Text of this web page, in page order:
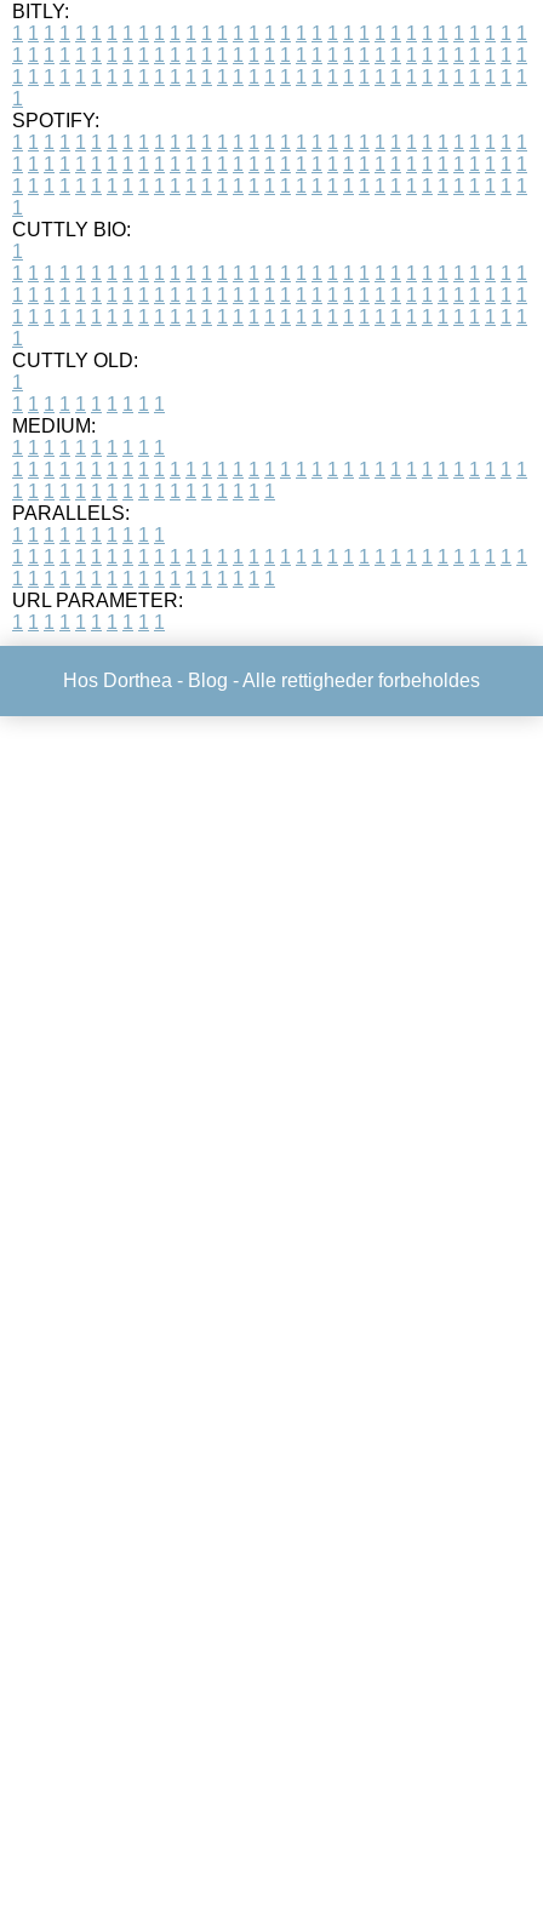
BITLY:
1 1 1 1 1 1 1 1 1 1 1 1 1 1 1 1 1 1 1 1 1 1 1 1 1 1 1 1 1 1 1 1 1
1 1 1 1 1 1 1 1 1 1 1 1 1 1 1 1 1 1 1 1 1 1 1 1 1 1 1 1 1 1 1 1 1
1 1 1 1 1 1 1 1 1 1 1 1 1 1 1 1 1 1 1 1 1 1 1 1 1 1 1 1 1 1 1 1 1
1
SPOTIFY:
1 1 1 1 1 1 1 1 1 1 1 1 1 1 1 1 1 1 1 1 1 1 1 1 1 1 1 1 1 1 1 1 1
1 1 1 1 1 1 1 1 1 1 1 1 1 1 1 1 1 1 1 1 1 1 1 1 1 1 1 1 1 1 1 1 1
1 1 1 1 1 1 1 1 1 1 1 1 1 1 1 1 1 1 1 1 1 1 1 1 1 1 1 1 1 1 1 1 1
1
CUTTLY BIO:
1
1 1 1 1 1 1 1 1 1 1 1 1 1 1 1 1 1 1 1 1 1 1 1 1 1 1 1 1 1 1 1 1 1
1 1 1 1 1 1 1 1 1 1 1 1 1 1 1 1 1 1 1 1 1 1 1 1 1 1 1 1 1 1 1 1 1
1 1 1 1 1 1 1 1 1 1 1 1 1 1 1 1 1 1 1 1 1 1 1 1 1 1 1 1 1 1 1 1 1
1
CUTTLY OLD:
1
1 1 1 1 1 1 1 1 1 1
MEDIUM:
1 1 1 1 1 1 1 1 1 1
1 1 1 1 1 1 1 1 1 1 1 1 1 1 1 1 1 1 1 1 1 1 1 1 1 1 1 1 1 1 1 1 1
1 1 1 1 1 1 1 1 1 1 1 1 1 1 1 1 1
PARALLELS:
1 1 1 1 1 1 1 1 1 1
1 1 1 1 1 1 1 1 1 1 1 1 1 1 1 1 1 1 1 1 1 1 1 1 1 1 1 1 1 1 1 1 1
1 1 1 1 1 1 1 1 1 1 1 1 1 1 1 1 1
URL PARAMETER:
1 1 1 1 1 1 1 1 1 1
Hos Dorthea - Blog - Alle rettigheder forbeholdes